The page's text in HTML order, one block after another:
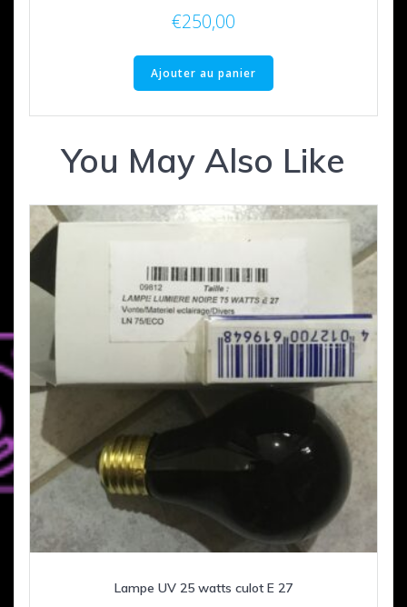
€250,00
Ajouter au panier
You May Also Like
Lampe UV 25 watts culot E 27